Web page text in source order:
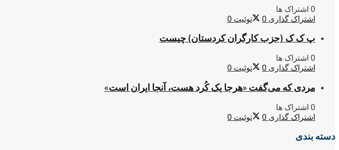
0 اشتراک ها
اشتراک گذاری 0 توئیت 0
پ ک ک (حزب کارگران کردستان) چیست
0 اشتراک ها
اشتراک گذاری 0 توئیت 0
مردی که می‌گفت «هرجا یک کُرد هست، آنجا ایران است»
0 اشتراک ها
اشتراک گذاری 0 توئیت 0
دسته بندی